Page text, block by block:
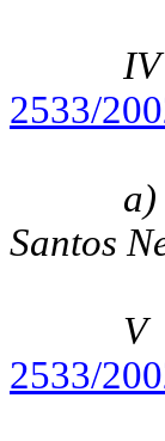
2533/
Santos
V
2533/